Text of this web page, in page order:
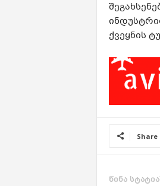
ქვეყნის
Share
წინა